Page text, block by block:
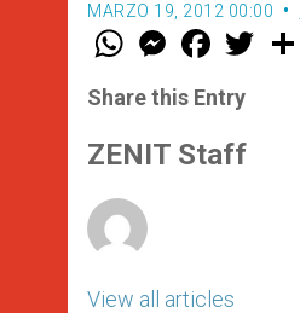
MARZO 19, 2012 00:00
W
t
s
p
p
M
e
s
e
g
e
F
a
e
b
o
k
w
Share this Entry
ZENIT Staff
View all articles